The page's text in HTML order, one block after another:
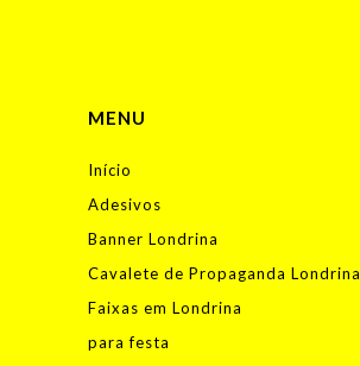
MENU
Início
Adesivos
Banner Londrina
Cavalete de Propaganda Londrina
Faixas em Londrina
para festa